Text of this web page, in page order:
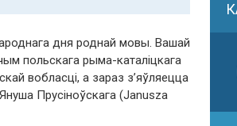
дня роднай мовы. Вашай
польскага рыма-каталіцкага
вобласці, а зараз з’яўляецца
Прусіноўскага (Janusza